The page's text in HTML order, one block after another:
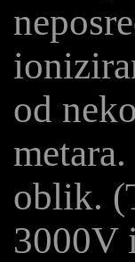
od
oblik.
3000V